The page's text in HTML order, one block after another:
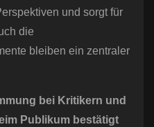
und sorgt für
die
bleiben ein zentraler
bei Kritikern und
Publikum bestätigt